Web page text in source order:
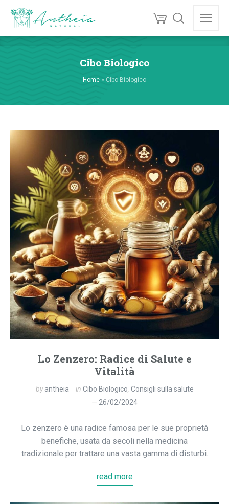
Cibo Biologico
Home » Cibo Biologico
Lo Zenzero: Radice di Salute e
Vitalità
byantheia in Cibo Biologico, Consigli sulla salute
26/02/2024
Lo zenzero è una radice famosa per le sue proprietà
benefiche, usata da secoli nella medicina
tradizionale per trattare una vasta gamma di disturbi.
read more